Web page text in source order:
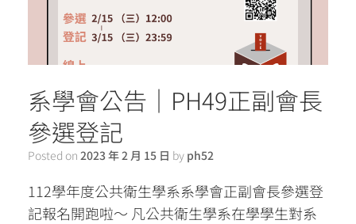
系學會公告｜PH49正副會長
參選登記
Posted on 2023 年 2 月 15 日 by ph52
112學年度公共衛生學系系學會正副會長參選登
記報名開跑啦～ 凡公共衛生學系在學學生對系